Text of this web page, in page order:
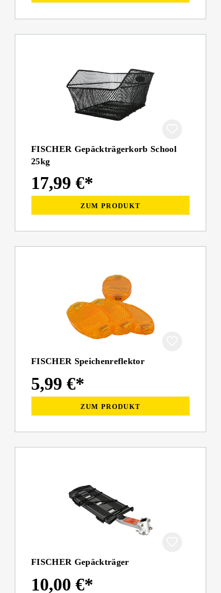
FISCHER Gepäckträgerkorb School
25kg
17,99 €*
ZUM PRODUKT
FISCHER Speichenreflektor
5,99 €*
ZUM PRODUKT
FISCHER Gepäckträger
10,00 €*